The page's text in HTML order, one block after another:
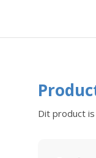
Dit product